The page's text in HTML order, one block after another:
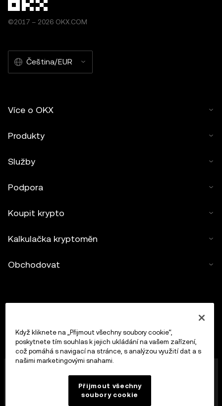
©2017 – 2026 OKX.COM
Čeština/EUR
Více o OKX
Produkty
Služby
Podpora
Koupit krypto
Kalkulačka kryptoměn
Obchodovat
obchodním názvem OKX představuje nyní platformu
pro obchodování s kryptoaktivy, která je autorizována
jako poskytovatel služeb pro kryptoměnová aktiva
Když kliknete na „Přijmout všechny soubory cookie“,
poskytnete tím souhlas k jejich ukládání na vašem zařízení,
což pomáhá s navigací na stránce, s analýzou využití dat a s
našimi marketingovými snahami.
Přijmout všechny
soubory cookie